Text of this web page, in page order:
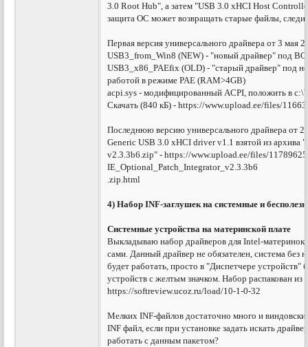
3.0 Root Hub", а затем "USB 3.0 xHCI Host
защита ОС может возвращать старые файлы,
Первая версия универсального драйвера от 3 мая
USB3_from_Win8 (NEW) - "новый драйвер" под
USB3_x86_PAEfix (OLD) - "старый драйвер" под
работой в режиме PAE (RAM>4GB)
acpi.sys - модифицированный ACPI, положить в
Скачать (840 кБ) - https://www.upload.ee/files/
Последнюю версию универсального драйвера от
Generic USB 3.0 xHCI driver v1.1 взятой из
v2.3.3b6.zip" - https://www.upload.ee/files/
IE_Optional_Patch_Integrator_v2.3.3b6
.zip.html
4) Набор INF-заглушек на системные и
Системные устройства на материнской плате
Выкладываю набор драйверов для Intel-
сами. Данный драйвер не обязателен, система без
будет работать, просто в "Диспетчере устройств"
устройств с желтым значком. Набор распакован из
https://softreview.ucoz.ru/load/10-1-0-32
Мелких INF-файлов достаточно много и
INF файл, если при установке задать искать
работать с данным пакетом?